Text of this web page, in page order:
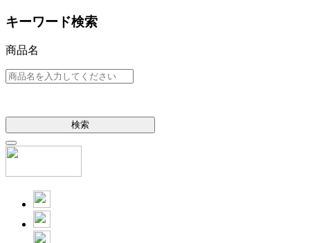
キーワード検索
商品名
検索